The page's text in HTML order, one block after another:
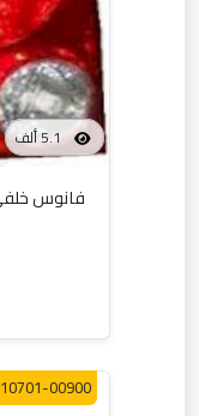
5.1 ألف
10701-00900